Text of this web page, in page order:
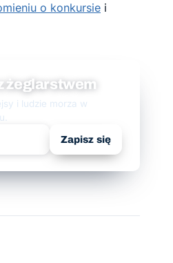
o konkursie i
żeglarstwem
i ludzie morza w
Zapisz się